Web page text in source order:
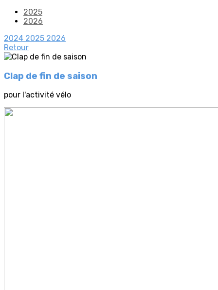
2025
2026
2024 2025 2026
Retour
Clap de fin de saison
pour l'activité vélo